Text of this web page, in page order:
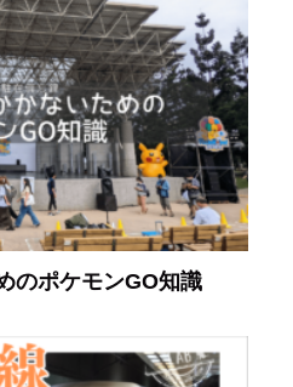
のポケモンGO知識